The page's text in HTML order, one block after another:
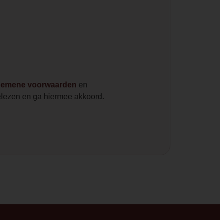
voorwaarden en
en ga hiermee akkoord.